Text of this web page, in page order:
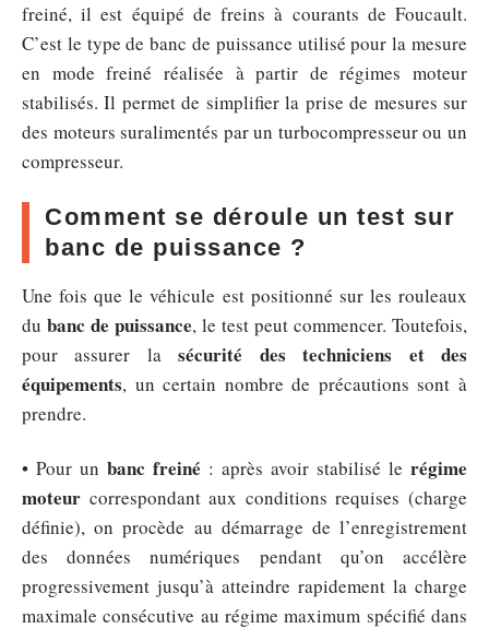
freiné, il est équipé de freins à courants de Foucault.
C’est le type de banc de puissance utilisé pour la mesure
en mode freiné réalisée à partir de régimes moteur
stabilisés. Il permet de simplifier la prise de mesures sur
des moteurs suralimentés par un turbocompresseur ou un
compresseur.
Comment se déroule un test sur
banc de puissance ?
Une fois que le véhicule est positionné sur les rouleaux
du banc de puissance, le test peut commencer. Toutefois,
pour assurer lasécurité des techniciens et des
équipements, un certain nombre de précautions sont à
prendre.
• Pour un banc freiné : après avoir stabilisé le régime
moteur correspondant aux conditions requises (charge
définie), on procède au démarrage de l’enregistrement
des données numériques pendant qu’on accélère
progressivement jusqu’à atteindre rapidement la charge
maximale consécutive au régime maximum spécifié dans